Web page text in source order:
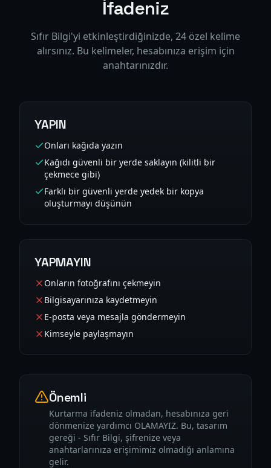
İfadeniz
Sıfır Bilgi'yi etkinleştirdiğinizde, 24 özel kelime
alırsınız. Bu kelimeler, hesabınıza erişim için
anahtarınızdır.
YAPIN
Onları kağıda yazın
Kağıdı güvenli bir yerde saklayın (kilitli bir
çekmece gibi)
Farklı bir güvenli yerde yedek bir kopya
oluşturmayı düşünün
YAPMAYIN
Onların fotoğrafını çekmeyin
Bilgisayarınıza kaydetmeyin
E-posta veya mesajla göndermeyin
Kimseyle paylaşmayın
Önemli
Kurtarma ifadeniz olmadan, hesabınıza geri
dönmenize yardımcı OLAMAYIZ. Bu, tasarım
gereği - Sıfır Bilgi, şifrenize veya
anahtarlarınıza erişimimiz olmadığı anlamına
gelir.